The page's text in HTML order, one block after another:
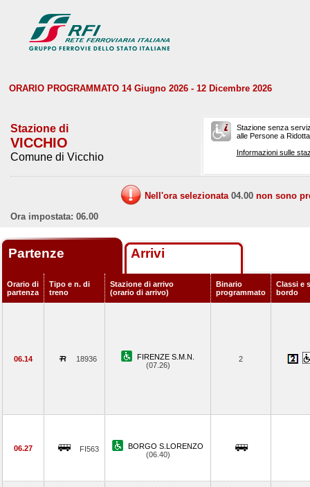
ORARIO PROGRAMMATO 14 Giugno 2026 - 12 Dicembre 2026
Stazione di
VICCHIO
Comune di Vicchio
Stazione senza
alle Persone a
Informazioni sulle
Nell'ora selezionata 04.00 non sono
Ora impostata: 06.00
Partenze Arrivi
Orario di
partenza
Tipo e n. di
treno
Stazione di arrivo
(orario di arrivo)
Binario
programmato
Classi e
bordo
06.14 18936
FIRENZE S.M.N.
(07.26)
2
06.27 FI563
BORGO S.LORENZO
(06.40)